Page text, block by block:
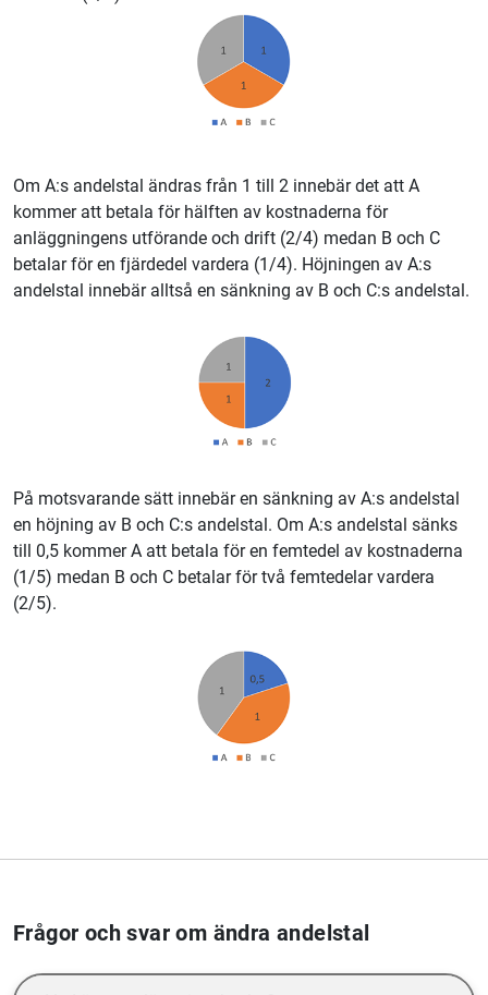
Om A:s andelstal ändras från 1 till 2 innebär det att A
kommer att betala för hälften av kostnaderna för
anläggningens utförande och drift (2/4) medan B och C
betalar för en fjärdedel vardera (1/4). Höjningen av A:s
andelstal innebär alltså en sänkning av B och C:s andelstal.
På motsvarande sätt innebär en sänkning av A:s andelstal
en höjning av B och C:s andelstal. Om A:s andelstal sänks
till 0,5 kommer A att betala för en femtedel av kostnaderna
(1/5) medan B och C betalar för två femtedelar vardera
(2/5).
Frågor och svar om ändra andelstal